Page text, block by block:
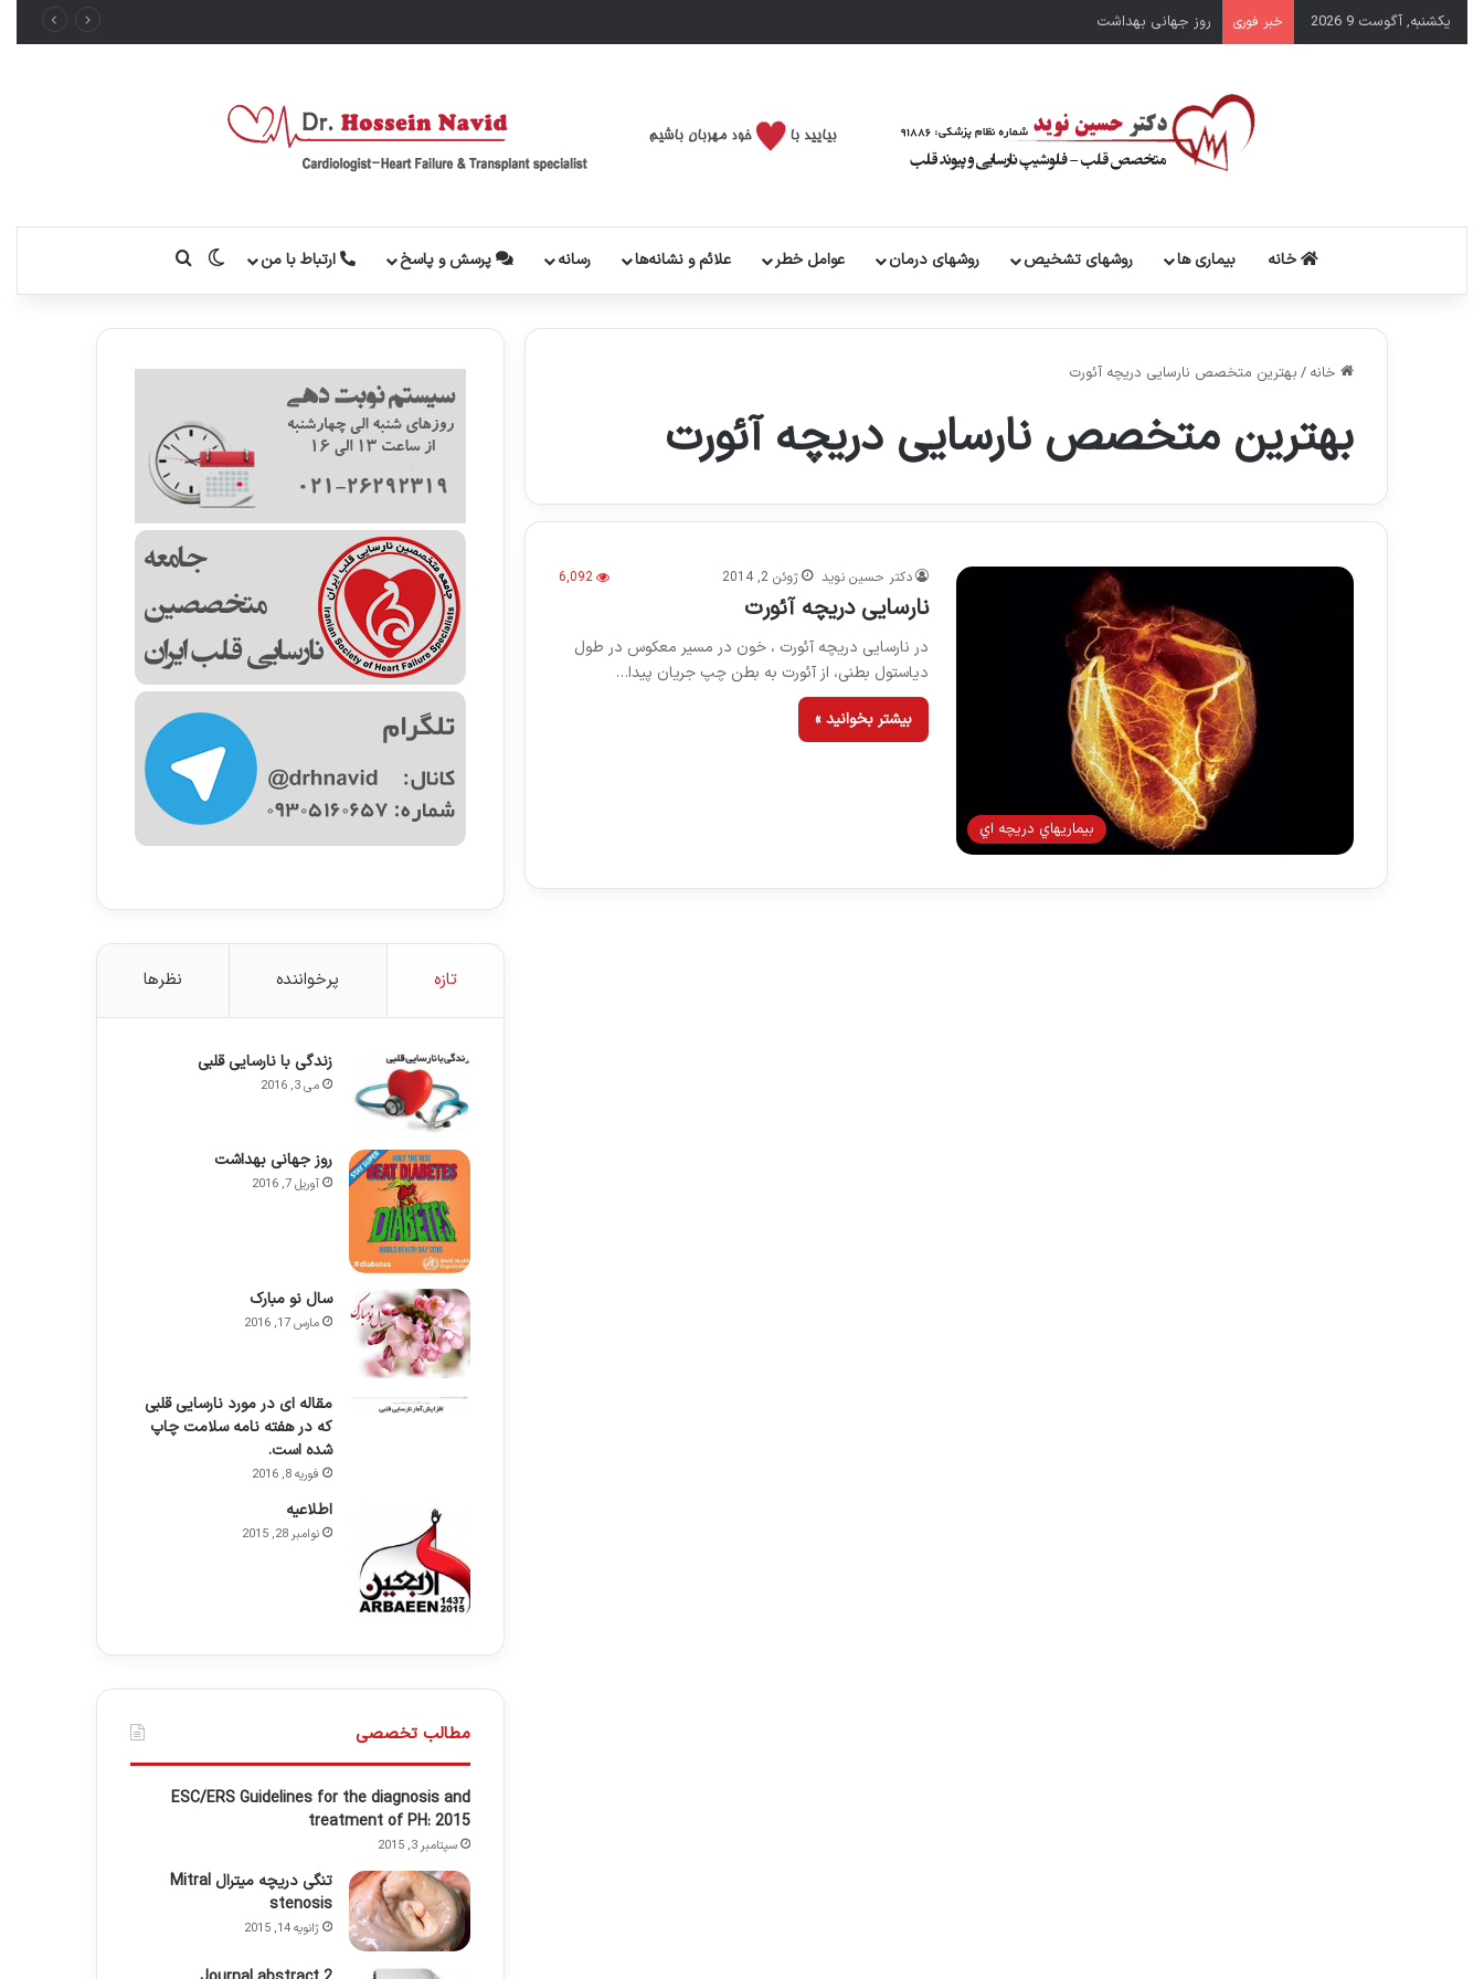
یکشنبه, آگوست 9 2026 خبر فوری روز جهانی بهداشت
خانه بیماری ها روشهای تشخیص روشهای درمان عوامل خطر علائم و نشانه‌ها رسانه پرسش و پاسخ ارتباط با من تغییر پوسته
خانه / بهترین متخصص نارسایی دریچه آئورت
بهترین متخصص نارسایی دریچه آئورت
بيماريهاي دريچه اي
دکتر حسین نوید ژوئن 2, 2014 6,092
نارسایی دریچه آئورت
در نارسایی دریچه آئورت ، خون در مسیر معکوس در طول
دیاستول بطنی، از آئورت به بطن چپ جریان پیدا…
بیشتر بخوانید »
تازه پرخواننده نظرها
زندگی با نارسایی قلبی
می 3, 2016
روز جهانی بهداشت
آوریل 7, 2016
سال نو مبارک
مارس 17, 2016
مقاله ای در مورد نارسایی قلبی
که در هفته نامه سلامت چاپ
شده است.
فوریه 8, 2016
اطلاعيه
نوامبر 28, 2015
مطالب تخصصی
ESC/ERS Guidelines for the diagnosis and
treatment of PH: 2015
سپتامبر 3, 2015
تنگی دریچه میترال Mitral
stenosis
ژانویه 14, 2015